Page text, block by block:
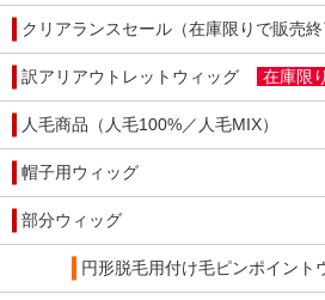
クリアランスセール（在庫限りで販売終
訳アリアウトレットウィッグ 在庫限
人毛商品（人毛100%／人毛MIX）
帽子用ウィッグ
部分ウィッグ
円形脱毛用付け毛ピンポイント